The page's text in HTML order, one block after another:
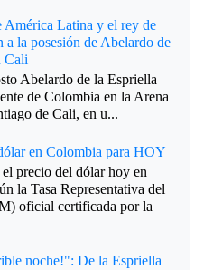
América Latina y el rey de
a la posesión de Abelardo de
Cali
Abelardo de la Espriella
de Colombia en la Arena
de Cali, en u...
en Colombia para HOY
precio del dólar hoy en
la Tasa Representativa del
oficial certificada por la
noche!": De la Espriella